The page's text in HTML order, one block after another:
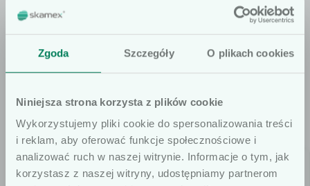
Zgoda Szczegóły O plikach cookies
Niniejsza strona korzysta z plików cookie
Wykorzystujemy pliki cookie do spersonalizowania treści
i reklam, aby oferować funkcje społecznościowe i
analizować ruch w naszej witrynie. Informacje o tym, jak
korzystasz z naszej witryny, udostępniamy partnerom
OFFER